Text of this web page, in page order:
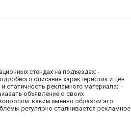
стендах на подъездах: -
описания характеристик и цен
статичность рекламного материала; -
объявление о своих
каким именно образом это
регулярно сталкивается рекламное